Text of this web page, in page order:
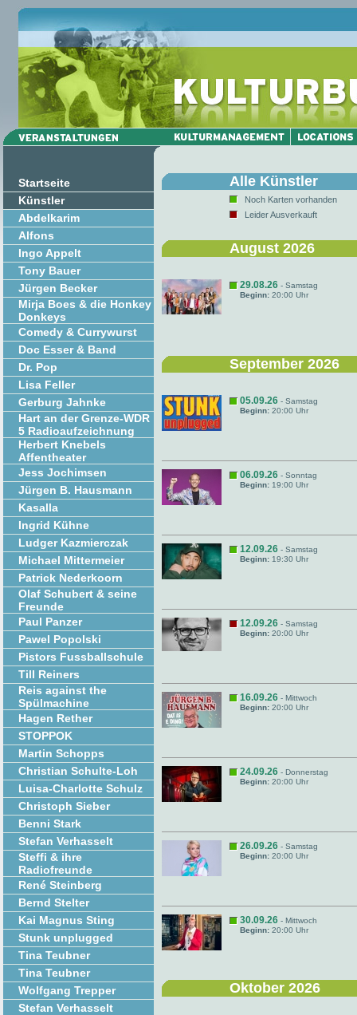
Startseite
Künstler
Abdelkarim
Alfons
Ingo Appelt
Tony Bauer
Jürgen Becker
Mirja Boes & die Honkey
Donkeys
Comedy & Currywurst
Doc Esser & Band
Dr. Pop
Lisa Feller
Gerburg Jahnke
Hart an der Grenze-WDR
5 Radioaufzeichnung
Herbert Knebels
Affentheater
Jess Jochimsen
Jürgen B. Hausmann
Kasalla
Ingrid Kühne
Ludger Kazmierczak
Michael Mittermeier
Patrick Nederkoorn
Olaf Schubert & seine
Freunde
Paul Panzer
Pawel Popolski
Pistors Fussballschule
Till Reiners
Reis against the
Spülmachine
Hagen Rether
STOPPOK
Martin Schopps
Christian Schulte-Loh
Luisa-Charlotte Schulz
Christoph Sieber
Benni Stark
Stefan Verhasselt
Steffi & ihre
Radiofreunde
René Steinberg
Bernd Stelter
Kai Magnus Sting
Stunk unplugged
Tina Teubner
Tina Teubner
Wolfgang Trepper
Stefan Verhasselt
Alle Künstler
Noch Karten vorhanden
Leider Ausverkauft
August 2026
29.08.26 - Samstag
Beginn: 20:00 Uhr
September 2026
05.09.26 - Samstag
Beginn: 20:00 Uhr
06.09.26 - Sonntag
Beginn: 19:00 Uhr
12.09.26 - Samstag
Beginn: 19:30 Uhr
12.09.26 - Samstag
Beginn: 20:00 Uhr
16.09.26 - Mittwoch
Beginn: 20:00 Uhr
24.09.26 - Donnerstag
Beginn: 20:00 Uhr
26.09.26 - Samstag
Beginn: 20:00 Uhr
30.09.26 - Mittwoch
Beginn: 20:00 Uhr
Oktober 2026